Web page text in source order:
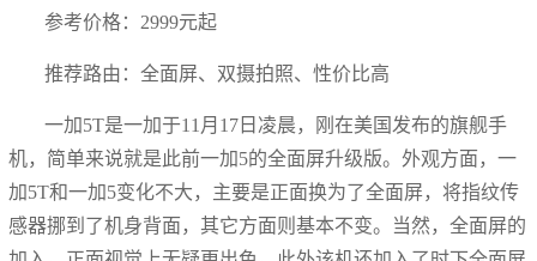
参考价格：2999元起
推荐路由：全面屏、双摄拍照、性价比高
一加5T是一加于11月17日凌晨，刚在美国发布的旗舰手
机，简单来说就是此前一加5的全面屏升级版。外观方面，一
加5T和一加5变化不大，主要是正面换为了全面屏，将指纹传
感器挪到了机身背面，其它方面则基本不变。当然，全面屏的